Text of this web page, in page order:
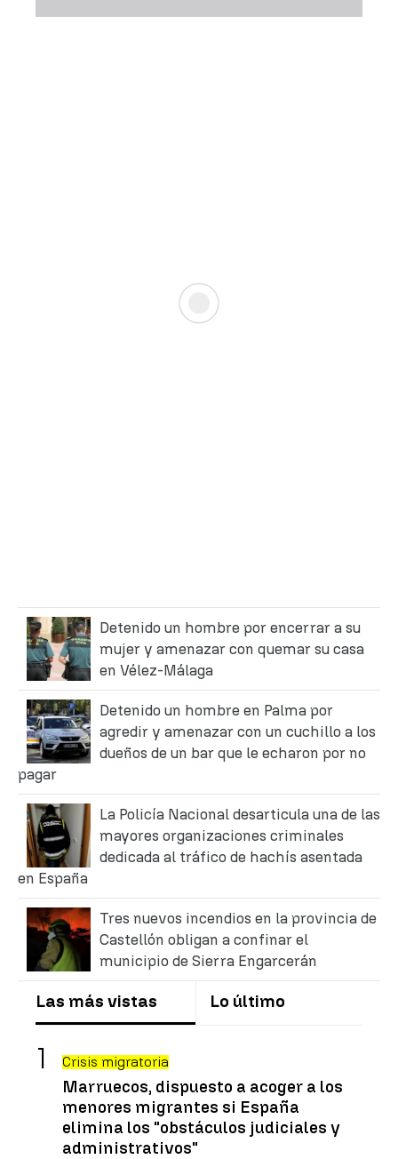
Detenido un hombre por encerrar a su
mujer y amenazar con quemar su casa
en Vélez-Málaga
Detenido un hombre en Palma por
agredir y amenazar con un cuchillo a los
dueños de un bar que le echaron por no
pagar
La Policía Nacional desarticula una de las
mayores organizaciones criminales
dedicada al tráfico de hachís asentada
en España
Tres nuevos incendios en la provincia de
Castellón obligan a confinar el
municipio de Sierra Engarcerán
Las más vistas Lo último
Crisis migratoria
Marruecos, dispuesto a acoger a los
menores migrantes si España
elimina los "obstáculos judiciales y
administrativos"